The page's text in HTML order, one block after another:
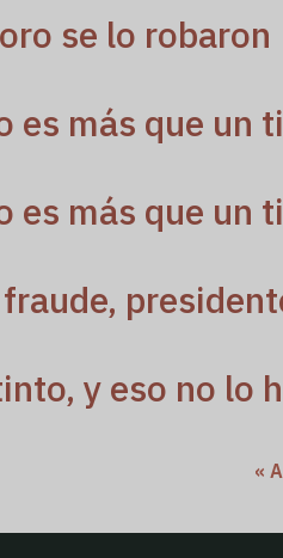
se lo robaron
es más que un
es más que un
y eso no lo
«